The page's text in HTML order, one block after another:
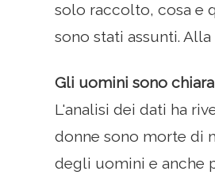
solo raccolto, cosa e
sono stati assunti.
Gli uomini sono
L'analisi dei dati ha
donne sono morte di
degli uomini e anche